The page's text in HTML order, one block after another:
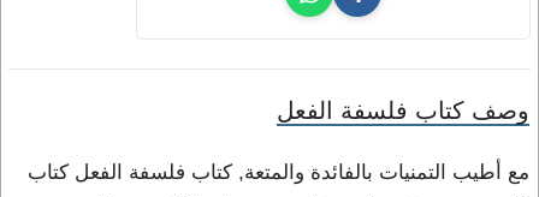
وصف كتاب فلسفة الفعل
مع أطيب التمنيات بالفائدة والمتعة, كتاب فلسفة الفعل كتاب